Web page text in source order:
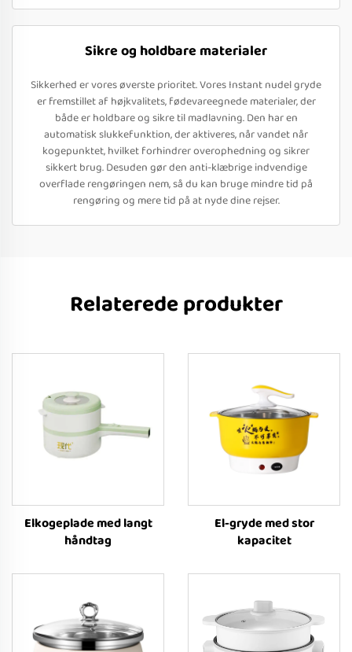
Sikre og holdbare materialer
Sikkerhed er vores øverste prioritet. Vores Instant nudel gryde
er fremstillet af højkvalitets, fødevareegnede materialer, der
både er holdbare og sikre til madlavning. Den har en
automatisk slukkefunktion, der aktiveres, når vandet når
kogepunktet, hvilket forhindrer overophedning og sikrer
sikkert brug. Desuden gør den anti-klæbrige indvendige
overflade rengøringen nem, så du kan bruge mindre tid på
rengøring og mere tid på at nyde dine rejser.
Relaterede produkter
Elkogeplade med langt
håndtag
El-gryde med stor
kapacitet